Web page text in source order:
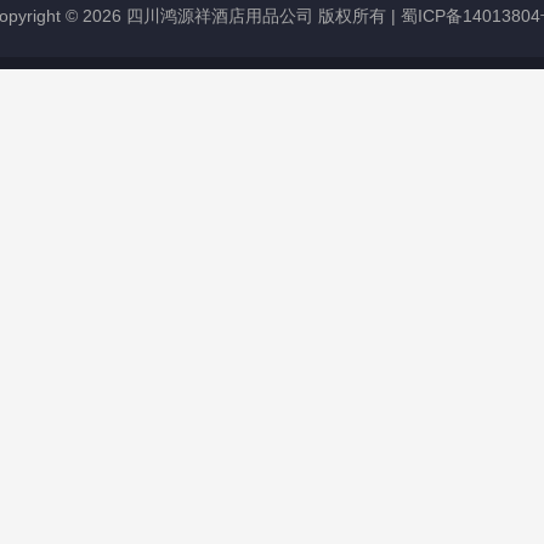
© 2026 四川鸿源祥酒店用品公司 版权所有 | 蜀ICP备14013804